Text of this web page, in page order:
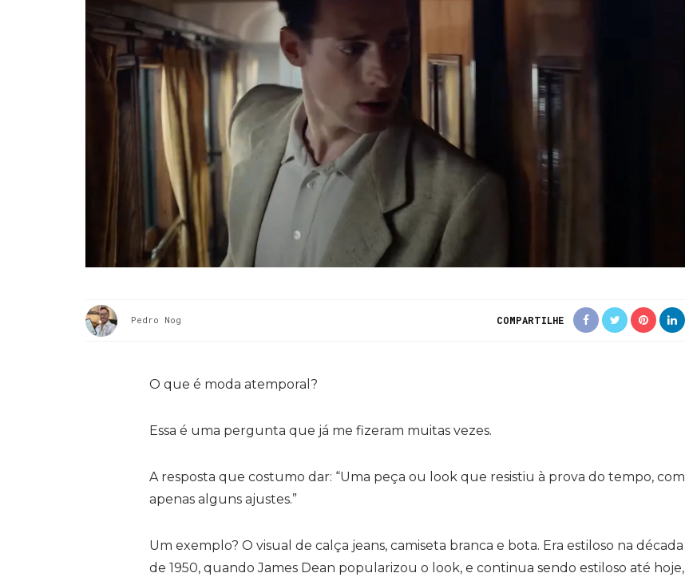
Pedro Nog COMPARTILHE
O que é moda atemporal?
Essa é uma pergunta que já me fizeram muitas vezes.
A resposta que costumo dar: “Uma peça ou look que resistiu à prova do tempo, com
apenas alguns ajustes.”
Um exemplo? O visual de calça jeans, camiseta branca e bota. Era estiloso na década
de 1950, quando James Dean popularizou o look, e continua sendo estiloso até hoje,